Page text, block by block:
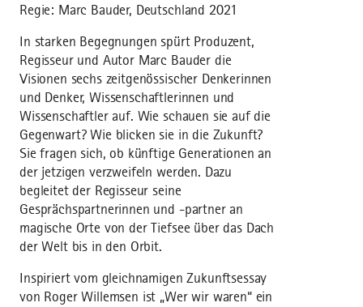
Regie: Marc Bauder, Deutschland 2021
In starken Begegnungen spürt Produzent,
Regisseur und Autor Marc Bauder die
Visionen sechs zeitgenössischer Denkerinnen
und Denker, Wissenschaftlerinnen und
Wissenschaftler auf. Wie schauen sie auf die
Gegenwart? Wie blicken sie in die Zukunft?
Sie fragen sich, ob künftige Generationen an
der jetzigen verzweifeln werden. Dazu
begleitet der Regisseur seine
Gesprächspartnerinnen und -partner an
magische Orte von der Tiefsee über das Dach
der Welt bis in den Orbit.
Inspiriert vom gleichnamigen Zukunftsessay
von Roger Willemsen ist „Wer wir waren“ ein